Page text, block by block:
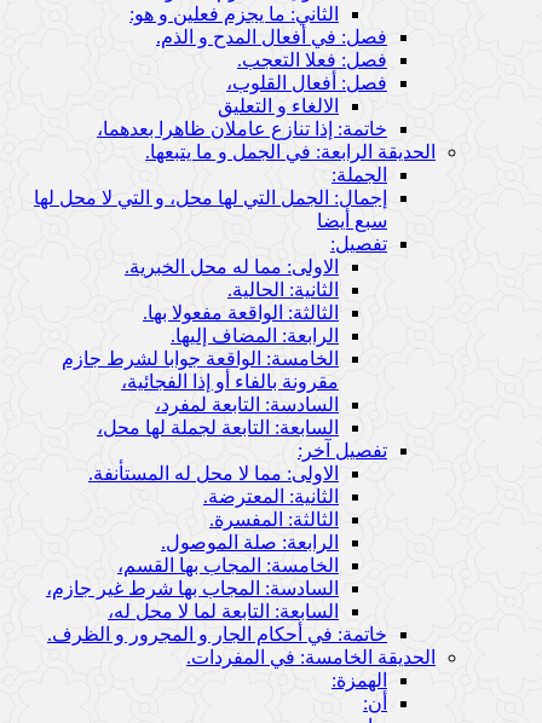
الثاني: ما يجزم فعلين و هو:
فصل: في أفعال المدح و الذم.
فصل: فعلا التعجب.
فصل: أفعال القلوب،
الالغاء و التعليق
خاتمة: إذا تنازع عاملان ظاهرا بعدهما،
الحديقة الرابعة: في الجمل و ما يتبعها.
الجملة:
إجمال: الجمل التي لها محل، و التي لا محل لها
سبع أيضا
تفصيل:
الاولى: مما له محل الخبرية.
الثانية: الحالية.
الثالثة: الواقعة مفعولا بها.
الرابعة: المضاف إليها.
الخامسة: الواقعة جوابا لشرط جازم
مقرونة بالفاء أو إذا الفجائية،
السادسة: التابعة لمفرد،
السابعة: التابعة لجملة لها محل،
تفصيل آخر:
الاولى: مما لا محل له المستأنفة.
الثانية: المعترضة.
الثالثة: المفسرة.
الرابعة: صلة الموصول.
الخامسة: المجاب بها القسم،
السادسة: المجاب بها شرط غير جازم،
السابعة: التابعة لما لا محل له،
خاتمة: في أحكام الجار و المجرور و الظرف.
الحديقة الخامسة: في المفردات.
الهمزة:
أن: